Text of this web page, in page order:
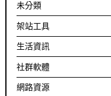
未分類
架站工具
生活資訊
社群軟體
網路資源